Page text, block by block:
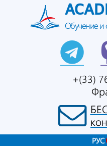
Обучение и
+(33)
РУС